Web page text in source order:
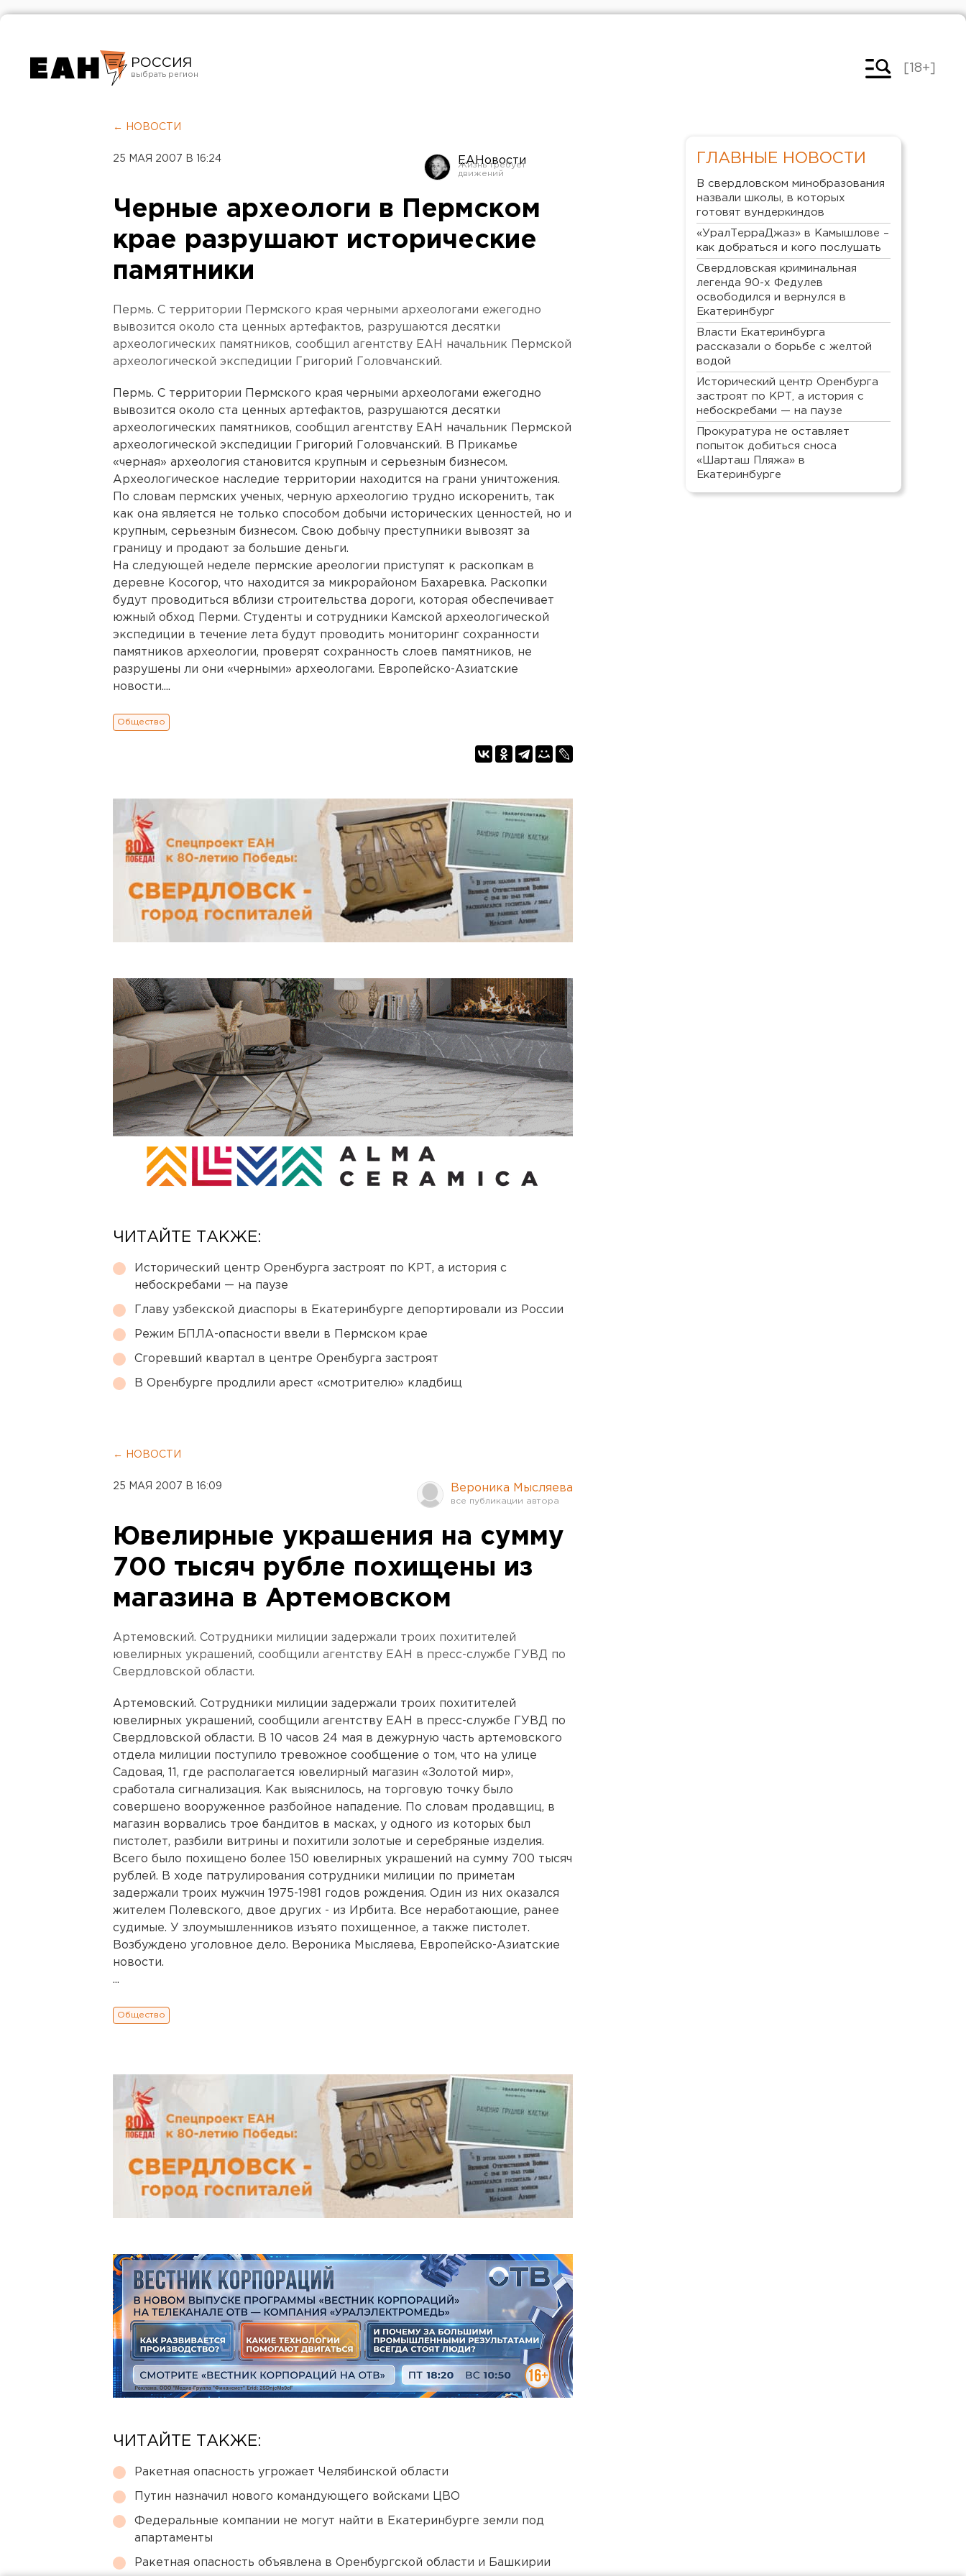
РОССИЯ
Челябинск
[18+]
← НОВОСТИ
25 МАЯ 2007 В 16:24 ЕАНовости
Черные археологи в Пермском
крае разрушают исторические
памятники
Пермь. С территории Пермского края черными археологами ежегодно
вывозится около ста ценных артефактов, разрушаются десятки
археологических памятников, сообщил агентству ЕАН начальник Пермской
археологической экспедиции Григорий Головчанский.
Пермь. С территории Пермского края черными археологами ежегодно
вывозится около ста ценных артефактов, разрушаются десятки
археологических памятников, сообщил агентству ЕАН начальник Пермской
археологической экспедиции Григорий Головчанский. В Прикамье
«черная» археология становится крупным и серьезным бизнесом.
Археологическое наследие территории находится на грани уничтожения.
По словам пермских ученых, черную археологию трудно искоренить, так
как она является не только способом добычи исторических ценностей, но и
крупным, серьезным бизнесом. Свою добычу преступники вывозят за
границу и продают за большие деньги.
На следующей неделе пермские ареологии приступят к раскопкам в
деревне Косогор, что находится за микрорайоном Бахаревка. Раскопки
будут проводиться вблизи строительства дороги, которая обеспечивает
южный обход Перми. Студенты и сотрудники Камской археологической
экспедиции в течение лета будут проводить мониторинг сохранности
памятников археологии, проверят сохранность слоев памятников, не
разрушены ли они «черными» археологами. Европейско-Азиатские
новости....
Общество
ЧИТАЙТЕ ТАКЖЕ:
Исторический центр Оренбурга застроят по КРТ, а история с
небоскребами — на паузе
Главу узбекской диаспоры в Екатеринбурге депортировали из России
Режим БПЛА-опасности ввели в Пермском крае
Сгоревший квартал в центре Оренбурга застроят
В Оренбурге продлили арест «смотрителю» кладбищ
← НОВОСТИ
25 МАЯ 2007 В 16:09 Вероника Мысляева
Ювелирные украшения на сумму
700 тысяч рубле похищены из
магазина в Артемовском
Артемовский. Сотрудники милиции задержали троих похитителей
ювелирных украшений, сообщили агентству ЕАН в пресс-службе ГУВД по
Свердловской области.
Артемовский. Сотрудники милиции задержали троих похитителей
ювелирных украшений, сообщили агентству ЕАН в пресс-службе ГУВД по
Свердловской области. В 10 часов 24 мая в дежурную часть артемовского
отдела милиции поступило тревожное сообщение о том, что на улице
Садовая, 11, где располагается ювелирный магазин «Золотой мир»,
сработала сигнализация. Как выяснилось, на торговую точку было
совершено вооруженное разбойное нападение. По словам продавщиц, в
магазин ворвались трое бандитов в масках, у одного из которых был
пистолет, разбили витрины и похитили золотые и серебряные изделия.
Всего было похищено более 150 ювелирных украшений на сумму 700 тысяч
рублей. В ходе патрулирования сотрудники милиции по приметам
задержали троих мужчин 1975-1981 годов рождения. Один из них оказался
жителем Полевского, двое других - из Ирбита. Все неработающие, ранее
судимые. У злоумышленников изъято похищенное, а также пистолет.
Возбуждено уголовное дело. Вероника Мысляева, Европейско-Азиатские
новости.
...
Общество
ЧИТАЙТЕ ТАКЖЕ:
Ракетная опасность угрожает Челябинской области
Путин назначил нового командующего войсками ЦВО
Федеральные компании не могут найти в Екатеринбурге земли под
апартаменты
Ракетная опасность объявлена в Оренбургской области и Башкирии
ГЛАВНЫЕ НОВОСТИ
В свердловском минобразования
назвали школы, в которых
готовят вундеркиндов
«УралТерраДжаз» в Камышлове –
как добраться и кого послушать
Свердловская криминальная
легенда 90-х Федулев
освободился и вернулся в
Екатеринбург
Власти Екатеринбурга
рассказали о борьбе с желтой
водой
Исторический центр Оренбурга
застроят по КРТ, а история с
небоскребами — на паузе
Прокуратура не оставляет
попыток добиться сноса
«Шарташ Пляжа» в
Екатеринбурге